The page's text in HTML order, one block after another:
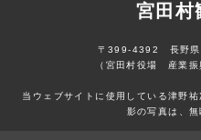
宮田村
〒399-4392 長野県
（宮田村役場 産業
当ウェブサイトに使用している津野
影の写真は、無